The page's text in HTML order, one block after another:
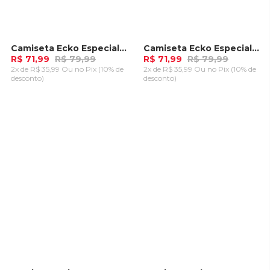
-10%Camiseta Ecko Especial Recortada Aruma Preta
R$ 71,99 R$ 79,99
2x de R$ 35,99 Ou no Pix (10% de
desconto)
-10%Camiseta Ecko Especial Recortada Aruma Branca
R$ 71,99 R$ 79,99
2x de R$ 35,99 Ou no Pix (10% de
desconto)